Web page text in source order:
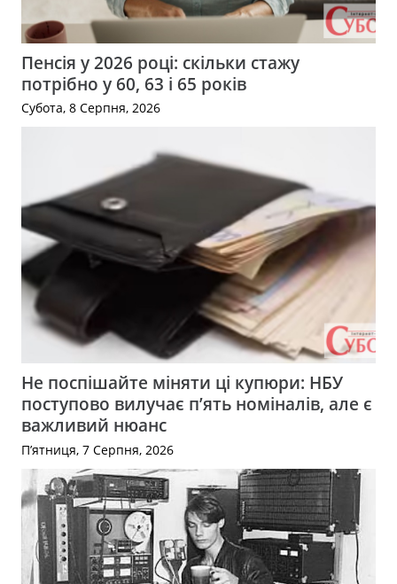
Пенсія у 2026 році: скільки стажу
потрібно у 60, 63 і 65 років
Субота, 8 Серпня, 2026
Не поспішайте міняти ці купюри: НБУ
поступово вилучає п’ять номіналів, але є
важливий нюанс
П’ятниця, 7 Серпня, 2026